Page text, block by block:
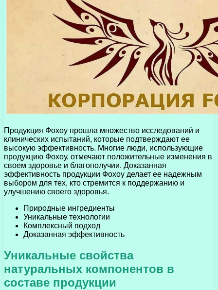
Продукция Фохоу прошла множество исследований и
клинических испытаний, которые подтверждают ее
высокую эффективность. Многие люди, использующие
продукцию Фохоу, отмечают положительные изменения в
своем здоровье и благополучии. Доказанная
эффективность продукции Фохоу делает ее надежным
выбором для тех, кто стремится к поддержанию и
улучшению своего здоровья.
Природные ингредиенты
Уникальные технологии
Комплексный подход
Доказанная эффективность
Уникальные свойства
натуральных компонентов в
составе продукции